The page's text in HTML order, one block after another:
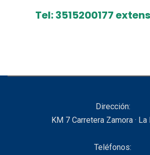
Tel: 3515200177
Dirección:
KM 7 Carretera Zamora ·
Teléfonos: